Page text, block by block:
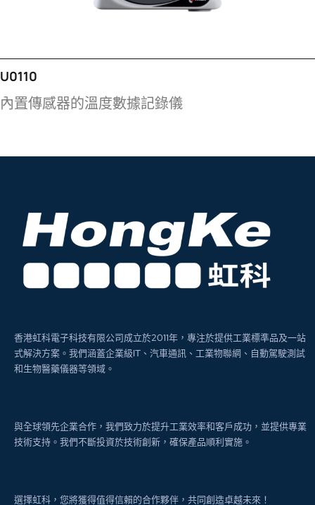
U0110
內置傳感器的溫度數據記錄儀
香港虹科電子科技有限公司成立於2011年，專注於提供工業標準品及一站
式解決方案。我們涵蓋企業級IT、汽車通訊、工業物聯網、自動駕駛測試
和生物醫藥儀器等領域。
與全球領先企業合作，我們致力於提升工業效率和客戶成功，並提供專業
技術支持。我們不斷投資於技術創新，確保產品順利實施。
選擇虹科，您將獲得值得信賴的合作夥伴，共同創造卓越未來！